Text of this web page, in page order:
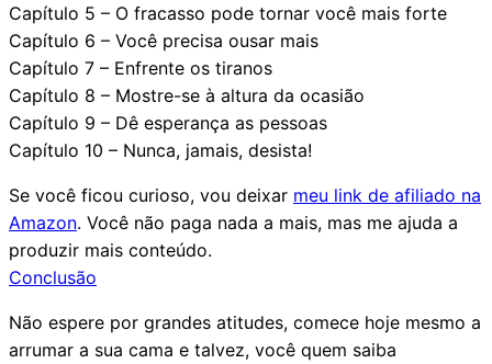
Capítulo 5 – O fracasso pode tornar você mais forte
Capítulo 6 – Você precisa ousar mais
Capítulo 7 – Enfrente os tiranos
Capítulo 8 – Mostre-se à altura da ocasião
Capítulo 9 – Dê esperança as pessoas
Capítulo 10 – Nunca, jamais, desista!
Se você ficou curioso, vou deixar meu link de afiliado na
Amazon. Você não paga nada a mais, mas me ajuda a
produzir mais conteúdo.
Conclusão
Não espere por grandes atitudes, comece hoje mesmo a
arrumar a sua cama e talvez, você quem saiba